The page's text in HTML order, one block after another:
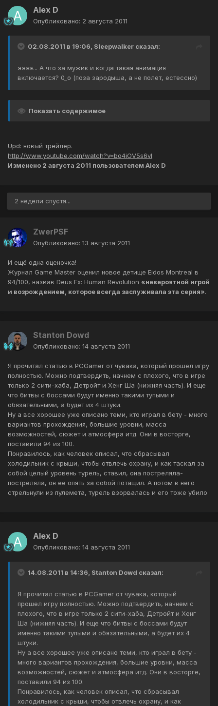
Alex D
Опубликовано: 2 августа 2011
02.08.2011 в 19:06, Sleepwalker сказал:
ээээ... А что за мужик и когда такая анимация
включается? 0_о (поза зародыша, а не полет, естессно)
Показать содержимое
Upd: новый трейлер.
http://www.youtube.com/watch?v=bo4iOV5s6vI
Изменено 2 августа 2011 пользователем Alex D
2 недели спустя...
ZwerPSF
Опубликовано: 13 августа 2011
И ещё одна оценочка!
Журнал Game Master оценил новое детище Eidos Montreal в
94/100, назвав Deus Ex: Human Revolution «невероятной игрой
и возрождением, которое всегда заслуживала эта серия».
Stanton Dowd
Опубликовано: 14 августа 2011
Я прочитал статью в PCGamer от чувака, который прошел игру
полностью. Можно подтвердить, начнем с плохого, что в игре
только 2 сити-хаба, Детройт и Хенг Ша (нижняя часть). И еще
что битвы с боссами будут именно такими тупыми и
обязательными, а будет их 4 штуки.
Ну а все хорошее уже описано теми, кто играл в бету - много
вариантов прохождения, большие уровни, масса
возможностей, сюжет и атмосфера итд. Они в восторге,
поставили 94 из 100.
Понравилось, как человек описал, что сбрасывал
холодильник с крыши, чтобы отвлечь охрану, и как таскал за
собой целый уровень турель, ставил, она постреляла-
постреляла, он ее опять за собой потащил. А потом в него
стрельнули из пулемета, турель взорвалась и его тоже убило
Alex D
Опубликовано: 14 августа 2011
14.08.2011 в 14:36, Stanton Dowd сказал:
Я прочитал статью в PCGamer от чувака, который
прошел игру полностью. Можно подтвердить, начнем с
плохого, что в игре только 2 сити-хаба, Детройт и Хенг
Ша (нижняя часть). И еще что битвы с боссами будут
именно такими тупыми и обязательными, а будет их 4
штуки.
Ну а все хорошее уже описано теми, кто играл в бету -
много вариантов прохождения, большие уровни, масса
возможностей, сюжет и атмосфера итд. Они в восторге,
поставили 94 из 100.
Понравилось, как человек описал, что сбрасывал
холодильник с крыши, чтобы отвлечь охрану, и как